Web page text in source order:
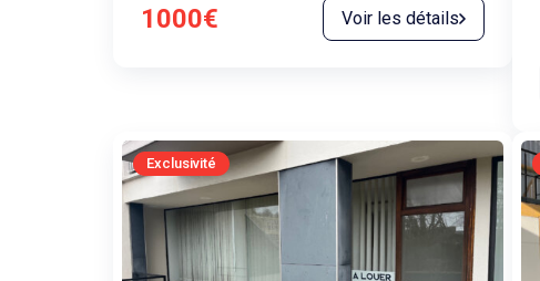
1000€ Voir les détails
Exclusivité